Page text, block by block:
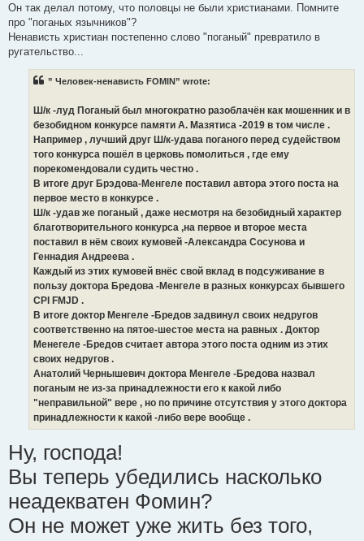
Он так делал потому, что половцы не были христианами. Помните
про "поганых язычников"?
Ненависть христиан постепенно слово "поганый" превратило в
ругательство...
” Человек-ненависть FOMIN” wrote:
Ш/к -луд Поганый был многократно разоблачён как мошенник и в
безобидном конкурсе памяти А. Мазятиса -2019 в том числе .
Например , лучший друг Ш/к-удава поганого перед судейством
того конкурса пошёл в церковь помолиться , где ему
порекомендовали судить честно .
В итоге друг Брэдова-Менгеле поставил автора этого поста на
первое место в конкурсе .
Ш/к -удав же поганый , даже несмотря на безобидный характер
благотворительного конкурса ,на первое и второе места
поставил в нём своих кумовей -Александра Сосунова и
Геннадия Андреева .
Каждый из этих кумовей внёс свой вклад в подсуживание в
пользу доктора Бредова -Менгеле в разных конкурсах бывшего
CPI FMJD .
В итоге доктор Менгеле -Бредов задвинул своих недругов
соответственно на пятое-шестое места на равных . Доктор
Менегеле -Бредов считает автора этого поста одним из этих
своих недругов .
Анатолий Чернышевич доктора Менгеле -Бредова назвал
поганым не из-за принадлежности его к какой либо
"неправильной" вере , но по причине отсутствия у этого доктора
принадлежности к какой -либо вере вообще .
Ну, господа!
Вы теперь убедились насколько
неадекватен Фомин?
Он не может уже жить без того,